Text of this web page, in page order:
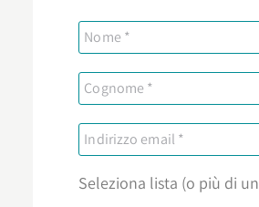
Seleziona lista (o più di